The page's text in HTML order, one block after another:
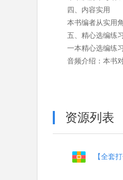
四、内容实用
本书编者从实用
五、精心选编练习
一本精心选编练
音频介绍：本书
资源列表
【全套